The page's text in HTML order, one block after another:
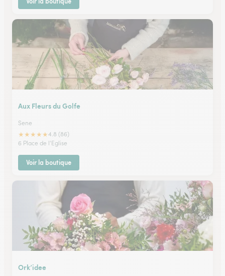
Aux Fleurs du Golfe
Sene
★★★★★4.8 (86)
6 Place de l'Eglise
Voir la boutique
Ork’idee